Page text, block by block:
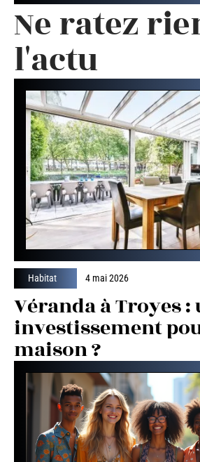
Ne ratez
l'actu
Habitat 4 mai 2026
Véranda à Troyes :
investissement
maison ?